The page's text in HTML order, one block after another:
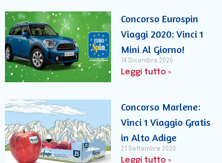
Concorso Eurospin
Viaggi 2020: Vinci 1
Mini Al Giorno!
14 Dicembre 2020
Leggi tutto »
Concorso Marlene:
Vinci 1 Viaggio Gratis
in Alto Adige
21 Settembre 2020
Leggi tutto »